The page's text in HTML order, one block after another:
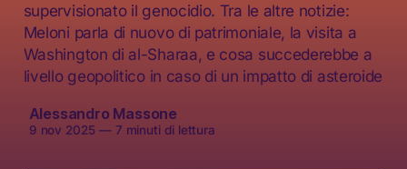
supervisionato il genocidio. Tra le altre notizie:
Meloni parla di nuovo di patrimoniale, la visita a
Washington di al-Sharaa, e cosa succederebbe a
livello geopolitico in caso di un impatto di asteroide
Alessandro Massone
9 nov 2025 —7 minuti di lettura